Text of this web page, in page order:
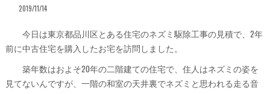
2019/11/14
今日は東京都品川区とある住宅のネズミ駆除工事の見積で、2年
前に中古住宅を購入したお宅を訪問しました。
築年数はおよそ20年の二階建ての住宅で、住人はネズミの姿を
見てないんですが、一階の和室の天井裏でネズミと思われる走る音